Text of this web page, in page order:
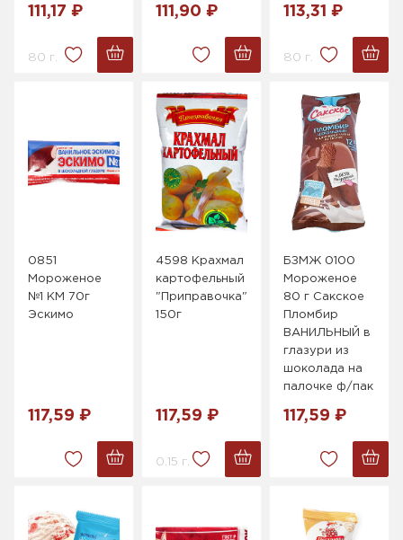
111,17 ₽
80 г.
111,90 ₽ 113,31 ₽
80 г.
0851
Мороженое
№1 КМ 70г
Эскимо
117,59 ₽
4598 Крахмал
картофельный
"Приправочка"
150г
117,59 ₽
0.15 г.
БЗМЖ 0100
Мороженое
80 г Сакское
Пломбир
ВАНИЛЬНЫЙ в
глазури из
шоколада на
палочке ф/пак
117,59 ₽